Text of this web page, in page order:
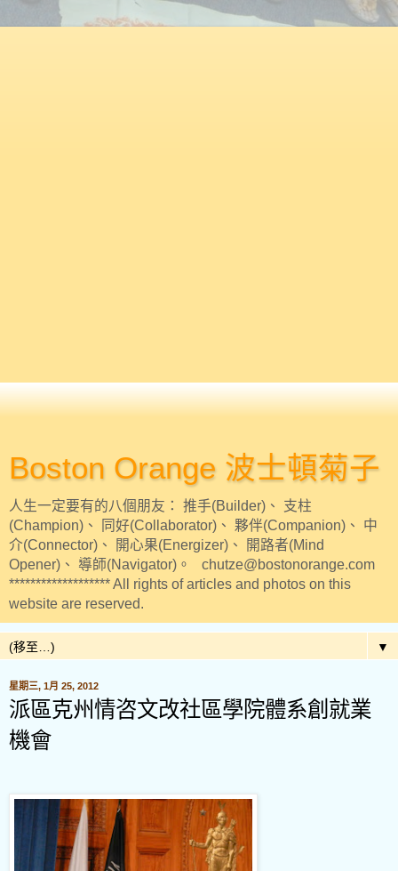
Boston Orange 波士頓菊子
人生一定要有的八個朋友： 推手(Builder)、 支柱
(Champion)、 同好(Collaborator)、 夥伴(Companion)、 中
介(Connector)、 開心果(Energizer)、 開路者(Mind
Opener)、 導師(Navigator)。 chutze@bostonorange.com
******************* All rights of articles and photos on this
website are reserved.
▼
星期三, 1月 25, 2012
派區克州情咨文改社區學院體系創就業
機會